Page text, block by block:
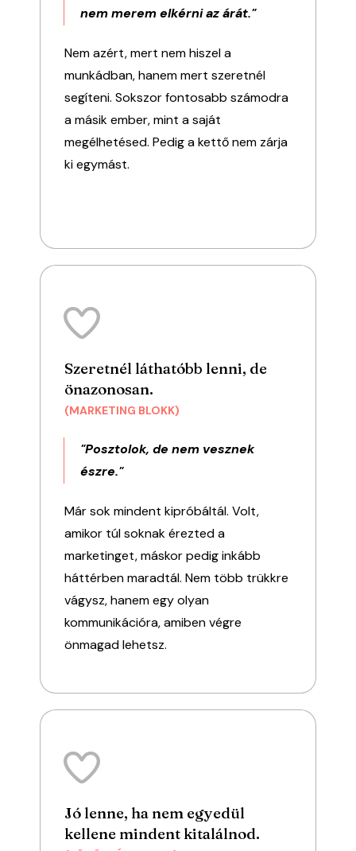
nem merem elkérni az árát."
Nem azért, mert nem hiszel a
munkádban, hanem mert szeretnél
segíteni. Sokszor fontosabb számodra
a másik ember, mint a saját
megélhetésed. Pedig a kettő nem zárja
ki egymást.
Szeretnél láthatóbb lenni, de
önazonosan.
(MARKETING BLOKK)
"Posztolok, de nem vesznek
észre."
Már sok mindent kipróbáltál. Volt,
amikor túl soknak érezted a
marketinget, máskor pedig inkább
háttérben maradtál. Nem több trükkre
vágysz, hanem egy olyan
kommunikációra, amiben végre
önmagad lehetsz.
Jó lenne, ha nem egyedül
kellene mindent kitalálnod.